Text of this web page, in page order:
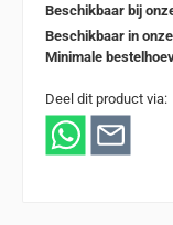
Beschikbaar bij
Beschikbaar in
Minimale
Deel dit product via: